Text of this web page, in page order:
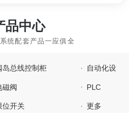
品中心
统配套产品一应俱全
岛总线控制柜 自动化设
备控制柜
磁阀 PLC
位开关 更多